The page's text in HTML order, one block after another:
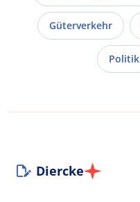
Güterverkehr
Politik
Diercke